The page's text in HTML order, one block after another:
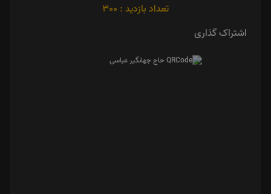
تعداد بازدید : 300
اشتراک گذاری